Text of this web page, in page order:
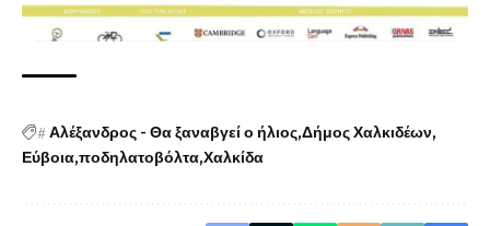
#Αλέξανδρος - Θα ξαναβγεί ο ήλιος Δήμος Χαλκιδέων
Εύβοια ποδηλατοβόλτα Χαλκίδα